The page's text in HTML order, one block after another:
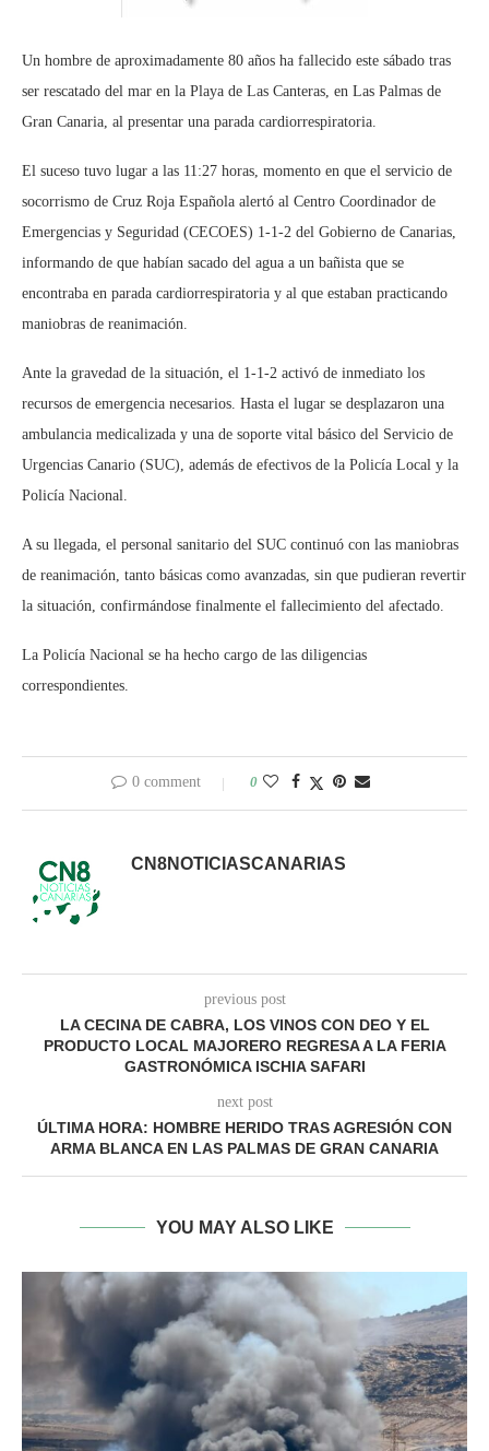
Un hombre de aproximadamente 80 años ha fallecido este sábado tras
ser rescatado del mar en la Playa de Las Canteras, en Las Palmas de
Gran Canaria, al presentar una parada cardiorrespiratoria.
El suceso tuvo lugar a las 11:27 horas, momento en que el servicio de
socorrismo de Cruz Roja Española alertó al Centro Coordinador de
Emergencias y Seguridad (CECOES) 1-1-2 del Gobierno de Canarias,
informando de que habían sacado del agua a un bañista que se
encontraba en parada cardiorrespiratoria y al que estaban practicando
maniobras de reanimación.
Ante la gravedad de la situación, el 1-1-2 activó de inmediato los
recursos de emergencia necesarios. Hasta el lugar se desplazaron una
ambulancia medicalizada y una de soporte vital básico del Servicio de
Urgencias Canario (SUC), además de efectivos de la Policía Local y la
Policía Nacional.
A su llegada, el personal sanitario del SUC continuó con las maniobras
de reanimación, tanto básicas como avanzadas, sin que pudieran revertir
la situación, confirmándose finalmente el fallecimiento del afectado.
La Policía Nacional se ha hecho cargo de las diligencias
correspondientes.
0 comment 0
CN8NOTICIASCANARIAS
previous post
LA CECINA DE CABRA, LOS VINOS CON DEO Y EL
PRODUCTO LOCAL MAJORERO REGRESA A LA FERIA
GASTRONÓMICA ISCHIA SAFARI
next post
ÚLTIMA HORA: HOMBRE HERIDO TRAS AGRESIÓN CON
ARMA BLANCA EN LAS PALMAS DE GRAN CANARIA
YOU MAY ALSO LIKE